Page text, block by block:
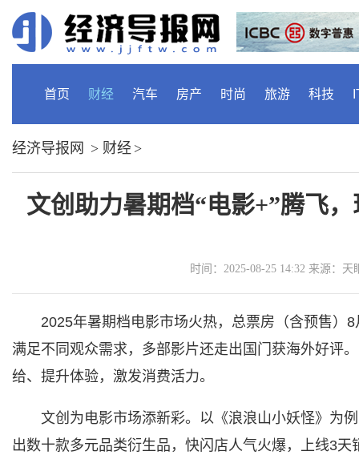
首页 财经 汽车 房产 时尚 旅游 科技
经济导报网 > 财经 >
文创助力暑期档“电影+”腾飞
时间：2025-08-25 14:32 来源：
2025年暑期档电影市场火热，总票房（含预售）
满足不同观众需求，多部影片还走出国门获海外好评
给、提升体验，激发消费活力。
文创为电影市场添新彩。以《浪浪山小妖怪》为
出数十款多元品类衍生品，快闪店人气火爆，上线3天